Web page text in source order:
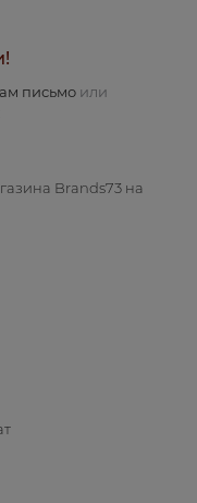
письмо или